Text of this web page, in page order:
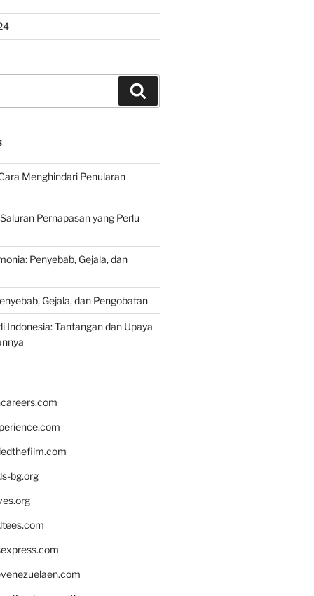
Menghindari Penularan
Pernapasan yang Perlu
Penyebab, Gejala, dan
Gejala, dan Pengobatan
Indonesia: Tantangan dan Upaya
bg.org